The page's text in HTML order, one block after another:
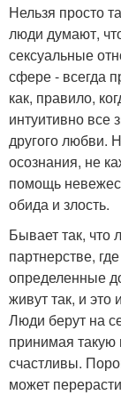
Нельзя просто
люди думают,
сексуальные
сфере - всегда
как, правило,
интуитивно все
другого любви.
осознания, не
помощь
обида и злость.
Бывает так, что
партнерстве,
определенные
живут так, и это
Люди берут на
принимая такую
счастливы.
может